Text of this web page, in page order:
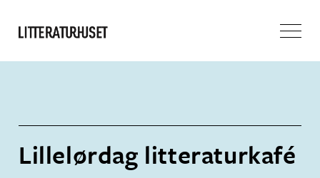
Lillelørdag litteraturkafé